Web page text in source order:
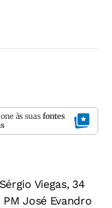
às suas fontes
Viegas, 34
José Evandro